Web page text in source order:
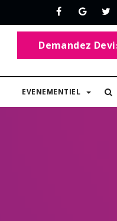
Demandez
EVENEMENTIEL